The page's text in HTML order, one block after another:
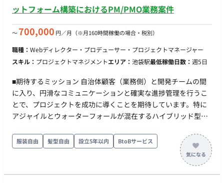
集人数】2～3名
ットフォーム構築におけるPM/PMO業務案件
〜700,000 円／月 （※月160時間稼働の場合・税別）
職種： Webディレクター・プロデューサー・プロジェクトマネージャー
スキル： プロジェクトマネジメントエリア： 池袋駅最低稼働日数： 週5日
■期待するミッション 自治体顧客（業務側）と開発チームの間
に入り、円滑なコミュニケーションと確実な進捗管理を行うこ
とで、プロジェクトを成功に導くことを期待しています。特に
アジャイルとウォーターフォールが混在するハイブリッド型の
務内容・担当工程 ・Salesforce基盤のDXプラットフォーム構築
におけるプロジェクト管理 ・オンライン申請ポータルサイト構
築の推進 ・自治体顧客との折衝、定例会議の進行、課題整理 ・
中国人エンジニア中心の開発チームへのブリッジ業務 ・要件定
服装自由 髪型自由 設立5年以内 BtoBサービス